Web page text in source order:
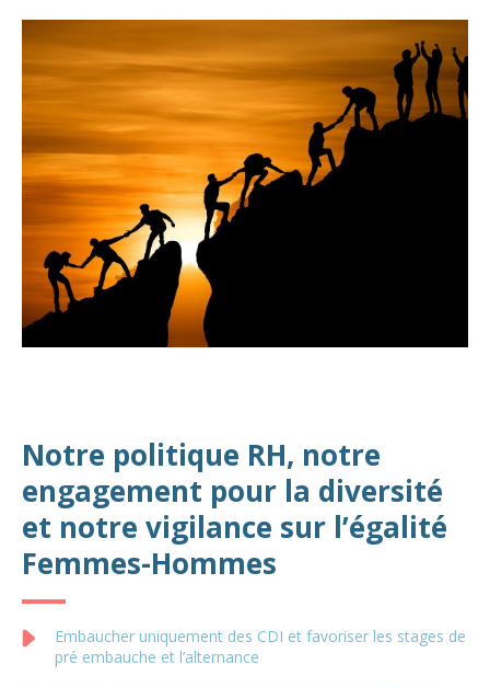
Notre politique RH, notre
engagement pour la diversité
et notre vigilance sur l’égalité
Femmes-Hommes
Embaucher uniquement des CDI et favoriser les stages de
pré embauche et l’alternance